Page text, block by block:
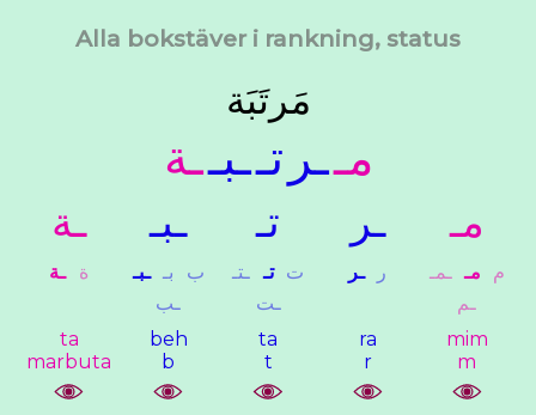
Alla bokstäver i rankning, status
ﻣَﺮﺗَﺒَﺔ
ﻣــﺮ ﺗــﺒــﺔ
ﻣـ ـﺮ ﺗـ ـﺒـ ـﺔ
ﻡ ﻣـ ـﻤـ
ـﻢ
ﺭ ـﺮ ﺕ ﺗـ ـﺘـ
ـﺖ
ﺏ ﺑـ ـﺒـ
ـﺐ
ﺓ ـﺔ
mim
m
ra
r
ta
t
beh
b
ta
marbuta